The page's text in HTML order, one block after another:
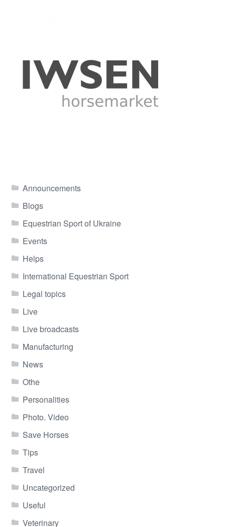
Announcements
Blogs
Equestrian Sport of Ukraine
Events
Helps
International Equestrian Sport
Legal topics
Live
Live broadcasts
Manufacturing
News
Othe
Personalities
Photo. Video
Save Horses
Tips
Travel
Uncategorized
Useful
Veterinary